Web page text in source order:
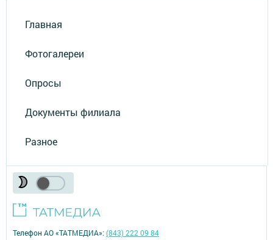
Главная
Фотогалереи
Опросы
Документы филиала
Разное
Телефон АО «ТАТМЕДИА»:(843) 222 09 84